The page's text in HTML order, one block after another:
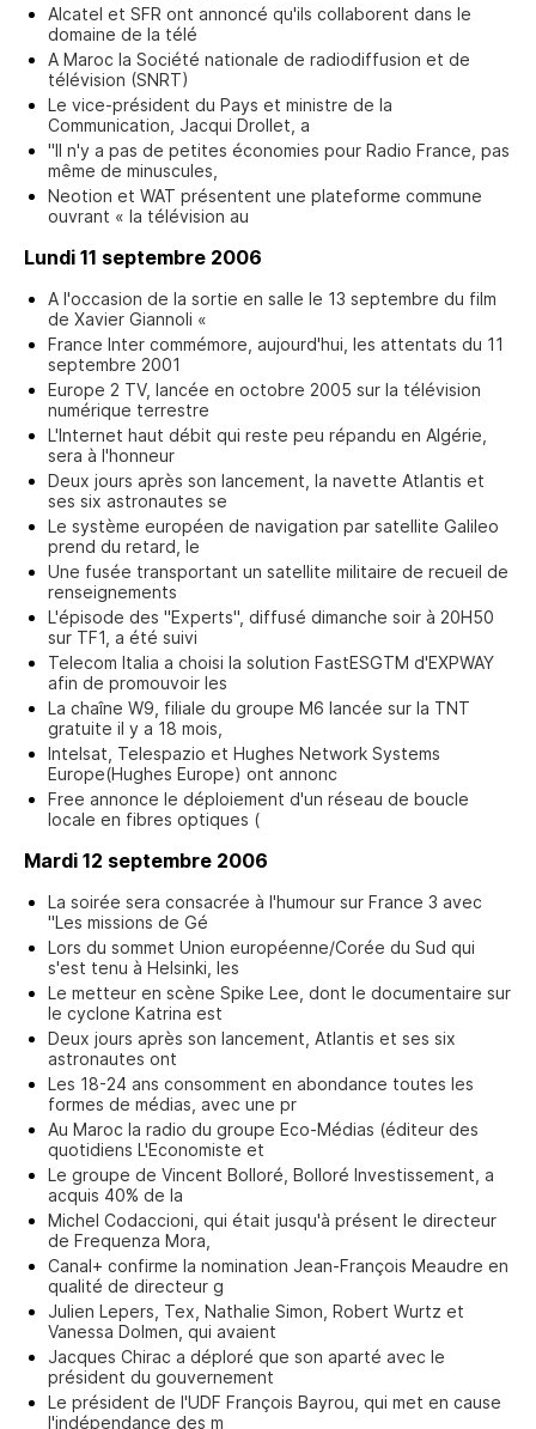
Alcatel et SFR ont annoncé qu'ils collaborent dans le
domaine de la télé
A Maroc la Société nationale de radiodiffusion et de
télévision (SNRT)
Le vice-président du Pays et ministre de la
Communication, Jacqui Drollet, a
"Il n'y a pas de petites économies pour Radio France, pas
même de minuscules,
Neotion et WAT présentent une plateforme commune
ouvrant « la télévision au
Lundi 11 septembre 2006
A l'occasion de la sortie en salle le 13 septembre du film
de Xavier Giannoli «
France Inter commémore, aujourd'hui, les attentats du 11
septembre 2001
Europe 2 TV, lancée en octobre 2005 sur la télévision
numérique terrestre
L'Internet haut débit qui reste peu répandu en Algérie,
sera à l'honneur
Deux jours après son lancement, la navette Atlantis et
ses six astronautes se
Le système européen de navigation par satellite Galileo
prend du retard, le
Une fusée transportant un satellite militaire de recueil de
renseignements
L'épisode des "Experts", diffusé dimanche soir à 20H50
sur TF1, a été suivi
Telecom Italia a choisi la solution FastESGTM d'EXPWAY
afin de promouvoir les
La chaîne W9, filiale du groupe M6 lancée sur la TNT
gratuite il y a 18 mois,
Intelsat, Telespazio et Hughes Network Systems
Europe(Hughes Europe) ont annonc
Free annonce le déploiement d'un réseau de boucle
locale en fibres optiques (
Mardi 12 septembre 2006
La soirée sera consacrée à l'humour sur France 3 avec
"Les missions de Gé
Lors du sommet Union européenne/Corée du Sud qui
s'est tenu à Helsinki, les
Le metteur en scène Spike Lee, dont le documentaire sur
le cyclone Katrina est
Deux jours après son lancement, Atlantis et ses six
astronautes ont
Les 18-24 ans consomment en abondance toutes les
formes de médias, avec une pr
Au Maroc la radio du groupe Eco-Médias (éditeur des
quotidiens L'Economiste et
Le groupe de Vincent Bolloré, Bolloré Investissement, a
acquis 40% de la
Michel Codaccioni, qui était jusqu'à présent le directeur
de Frequenza Mora,
Canal+ confirme la nomination Jean-François Meaudre en
qualité de directeur g
Julien Lepers, Tex, Nathalie Simon, Robert Wurtz et
Vanessa Dolmen, qui avaient
Jacques Chirac a déploré que son aparté avec le
président du gouvernement
Le président de l'UDF François Bayrou, qui met en cause
l'indépendance des m